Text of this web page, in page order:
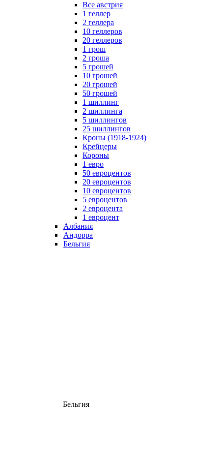
Все австрия
1 геллер
2 геллера
10 геллеров
20 геллеров
1 грош
2 гроша
5 грошей
10 грошей
20 грошей
50 грошей
1 шиллинг
2 шиллинга
5 шиллингов
25 шиллингов
Кроны (1918-1924)
Крейцеры
Короны
1 евро
50 евроцентов
20 евроцентов
10 евроцентов
5 евроцентов
2 евроцента
1 евроцент
Албания
Андорра
Бельгия
Бельгия